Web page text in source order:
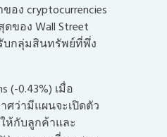
ง cryptocurrencies
ของ Wall Street
บกลุ่มสินทรัพย์ที่พึ่ง
(-0.43%) เมื่อ
ว่ามีแผนจะเปิดตัว
ให้กับลูกค้าและ